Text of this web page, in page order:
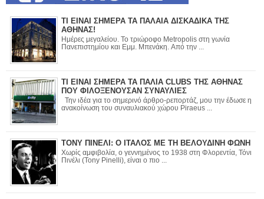
ΤΙ ΕΙΝΑΙ ΣΗΜΕΡΑ ΤΑ ΠΑΛΑΙΑ ΔΙΣΚΑΔΙΚΑ ΤΗΣ
ΑΘΗΝΑΣ!
Ημέρες μεγαλείου. Το τριώροφο Metropolis στη γωνία
Πανεπιστημίου και Εμμ. Μπενάκη. Από την ...
ΤΙ ΕΙΝΑΙ ΣΗΜΕΡΑ ΤΑ ΠΑΛΙΑ CLUBS ΤΗΣ ΑΘΗΝΑΣ
ΠΟΥ ΦΙΛΟΞΕΝΟΥΣΑΝ ΣΥΝΑΥΛΙΕΣ
Την ιδέα για το σημερινό άρθρο-ρεπορτάζ, μου την έδωσε η
ανακοίνωση του συναυλιακού χώρου Piraeus ...
ΤΟΝΥ ΠΙΝΕΛΙ: Ο ΙΤΑΛΟΣ ΜΕ ΤΗ ΒΕΛΟΥΔΙΝΗ ΦΩΝΗ
Χωρίς αμφιβολία, ο γεννημένος το 1938 στη Φλορεντία, Τόνι
Πινέλι (Tony Pinelli), είναι ο πιο ...